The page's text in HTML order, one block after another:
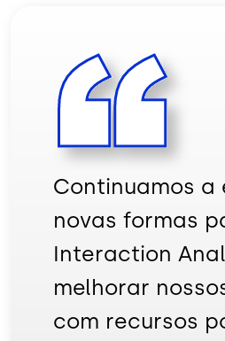
Continuamos a
novas formas
Interaction
melhorar
com recursos